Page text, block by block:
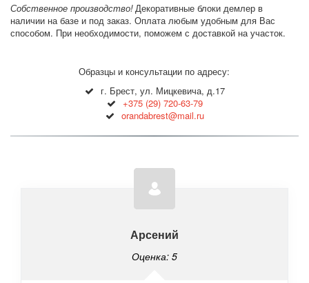
Собственное производство! Декоративные блоки демлер в
наличии на базе и под заказ. Оплата любым удобным для Вас
способом. При необходимости, поможем с доставкой на участок.
Образцы и консультации по адресу:
г. Брест, ул. Мицкевича, д.17
+375 (29) 720-63-79
orandabrest@mail.ru
Арсений
Оценка: 5